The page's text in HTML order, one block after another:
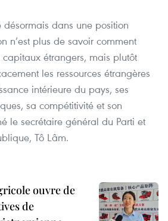
désormais dans une position
n’est plus de savoir comment
étrangers, mais plutôt
les ressources étrangères
intérieure du pays, ses
sa compétitivité et son
le secrétaire général du Parti et
Tô Lâm.
ouvre de
de